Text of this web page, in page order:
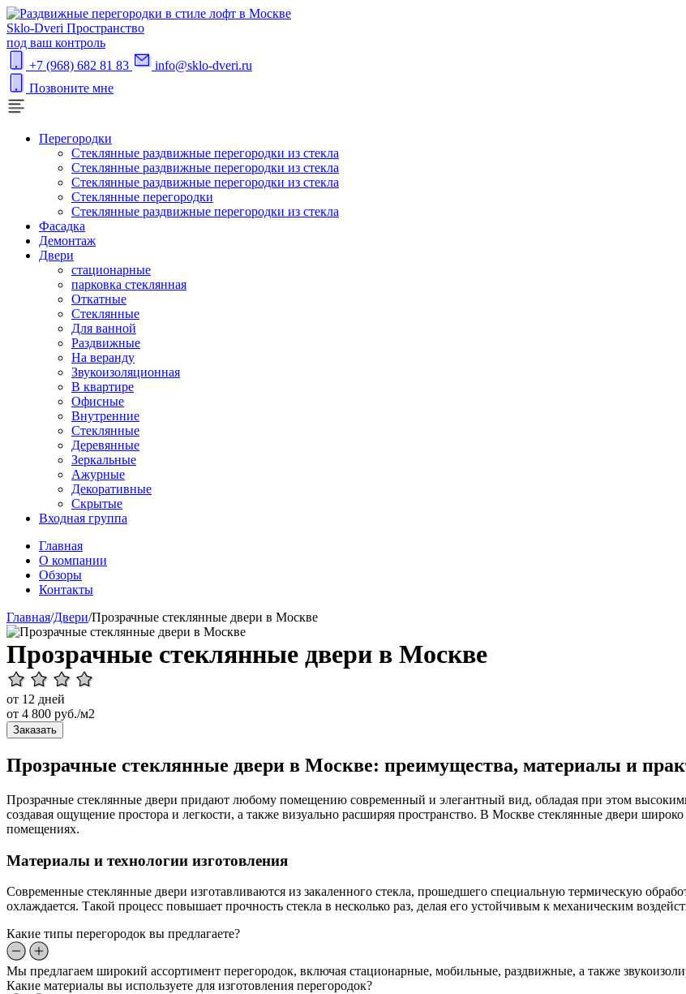
Sklo-Dveri Пространство
под ваш контроль
+7 (968) 682 81 83
info@sklo-dveri.ru
Позвоните мне
Перегородки
Стеклянные раздвижные перегородки из стекла
Стеклянные раздвижные перегородки из стекла
Стеклянные раздвижные перегородки из стекла
Стеклянные перегородки
Стеклянные раздвижные перегородки из стекла
Фасадка
Демонтаж
Двери
стационарные
парковка стеклянная
Откатные
Стеклянные
Для ванной
Раздвижные
На веранду
Звукоизоляционная
В квартире
Офисные
Внутренние
Стеклянные
Деревянные
Зеркальные
Ажурные
Декоративные
Скрытые
Входная группа
Главная
О компании
Обзоры
Контакты
Главная/Двери/Прозрачные стеклянные двери в Москве
Прозрачные стеклянные двери в Москве
от 12 дней
от 4 800 руб./м2
Заказать
Прозрачные стеклянные двери в Москве: преимущества, материалы и
Прозрачные стеклянные двери придают любому помещению современный и элегантный вид, обладая при этом
создавая ощущение простора и легкости, а также визуально расширяя пространство. В Москве стеклянные двери
помещениях.
Материалы и технологии изготовления
Современные стеклянные двери изготавливаются из закаленного стекла, прошедшего специальную термическую
охлаждается. Такой процесс повышает прочность стекла в несколько раз, делая его устойчивым к механическим
Какие типы перегородок вы предлагаете?
Мы предлагаем широкий ассортимент перегородок, включая стационарные, мобильные, раздвижные, а также
Какие материалы вы используете для изготовления перегородок?